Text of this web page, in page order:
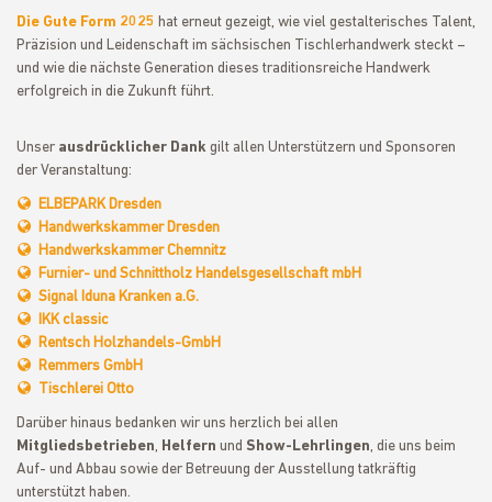
Die Gute Form 2025 hat erneut gezeigt, wie viel gestalterisches Talent,
Präzision und Leidenschaft im sächsischen Tischlerhandwerk steckt –
und wie die nächste Generation dieses traditionsreiche Handwerk
erfolgreich in die Zukunft führt.
Unser ausdrücklicher Dank gilt allen Unterstützern und Sponsoren
der Veranstaltung:
ELBEPARK Dresden
Handwerkskammer Dresden
Handwerkskammer Chemnitz
Furnier- und Schnittholz Handelsgesellschaft mbH
Signal Iduna Kranken a.G.
IKK classic
Rentsch Holzhandels-GmbH
Remmers GmbH
Tischlerei Otto
Darüber hinaus bedanken wir uns herzlich bei allen
Mitgliedsbetrieben, Helfern und Show-Lehrlingen, die uns beim
Auf- und Abbau sowie der Betreuung der Ausstellung tatkräftig
unterstützt haben.